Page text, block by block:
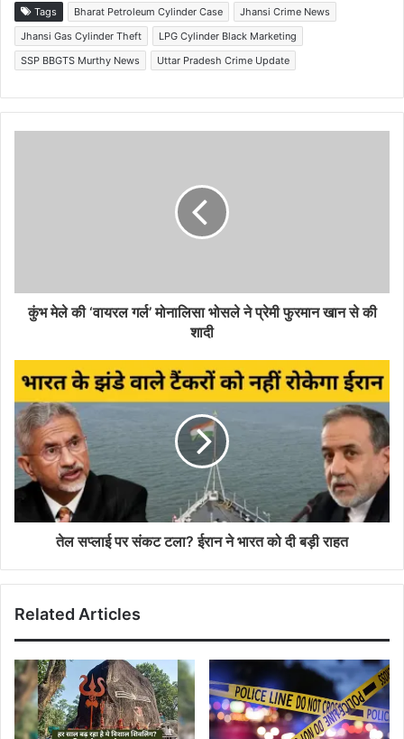
Tags Bharat Petroleum Cylinder Case
Jhansi Crime News
Jhansi Gas Cylinder Theft
LPG Cylinder Black Marketing
SSP BBGTS Murthy News
Uttar Pradesh Crime Update
कुंभ मेले की ‘वायरल गर्ल’ मोनालिसा भोसले ने प्रेमी फुरमान खान से की
शादी
तेल सप्लाई पर संकट टला? ईरान ने भारत को दी बड़ी राहत
Related Articles